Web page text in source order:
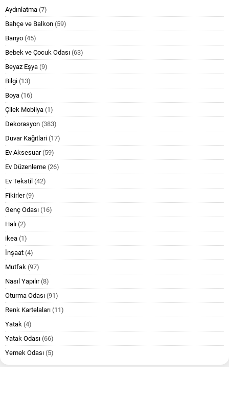
Aydınlatma (7)
Bahçe ve Balkon (59)
Banyo (45)
Bebek ve Çocuk Odası (63)
Beyaz Eşya (9)
Bilgi (13)
Boya (16)
Çilek Mobilya (1)
Dekorasyon (383)
Duvar Kağıtlari (17)
Ev Aksesuar(59)
Ev Düzenleme (26)
Ev Tekstil (42)
Fikirler(9)
Genç Odası (16)
Halı (2)
ikea (1)
İnşaat (4)
Mutfak (97)
Nasıl Yapılır(8)
Oturma Odası (91)
Renk Kartelaları (11)
Yatak (4)
Yatak Odası (66)
Yemek Odası (5)